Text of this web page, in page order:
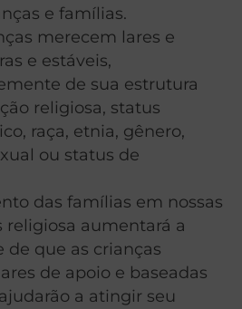
e famílias.
merecem lares e
e estáveis,
de sua estrutura
religiosa, status
raça, etnia, gênero,
ou status de
das famílias em nossas
religiosa aumentará a
de que as crianças
de apoio e baseadas
a atingir seu